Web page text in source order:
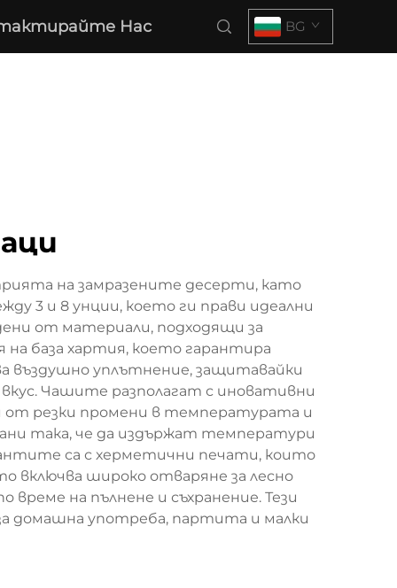
Нас BG
на замразените десерти, като
3 и 8 унции, което ги прави идеални
от материали, подходящи за
база хартия, което гарантира
въздушно уплътнение, защитавайки
Чашите разполагат с иновативни
от резки промени в температурата и
така, че да издържат температури
са с херметични печати, които
включва широко отваряне за лесно
на пълнене и съхранение. Тези
домашна употреба, партита и малки